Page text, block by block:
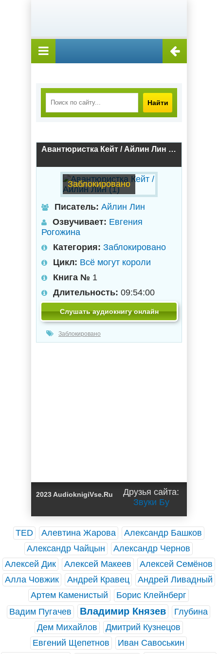
Найти
Авантюристка Кейт / Айлин Лин (1)
Заблокировано
Писатель: Айлин Лин
Озвучивает: Евгения
Рогожина
Категория: Заблокировано
Цикл: Всё могут короли
Книга № 1
Длительность: 09:54:00
Слушать аудиокнигу онлайн
Заблокировано
2023 AudioknigiVse.Ru
Друзья сайта:
Звуки Бу
TED Алевтина Жарова
Александр Башков
Александр Чайцын
Александр Чернов
Алексей Дик
Алексей Макеев
Алексей Семёнов
Алла Човжик
Андрей Кравец
Андрей Ливадный
Артем Каменистый
Борис Клейнберг
Вадим Пугачев
Владимир Князев
Глубина
Дем Михайлов
Дмитрий Кузнецов
Евгений Щепетнов
Иван Савоськин